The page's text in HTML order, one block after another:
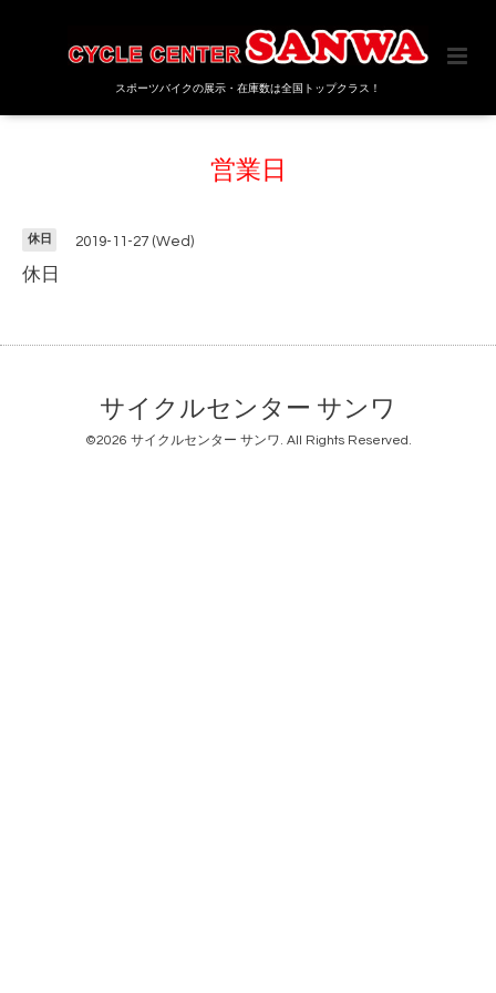
スポーツバイクの展示・在庫数は全国トップクラス！
営業日
休日 2019-11-27 (Wed)
休日
サイクルセンター サンワ
©2026 サイクルセンター サンワ. All Rights Reserved.